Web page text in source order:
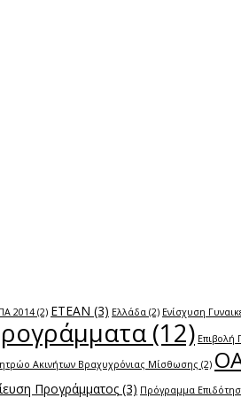
2014 (2) ΕΤΕΑΝ (3) Ελλάδα (2) Ενίσχυση
(12) Επιβολή
Ακινήτων Βραχυχρόνιας Μίσθωσης (2)
Προγράμματος (3) Πρόγραμμα